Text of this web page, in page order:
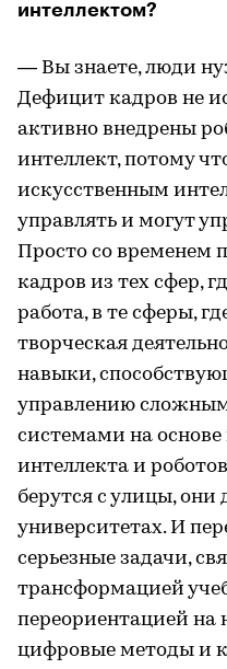
интеллектом?
— Вы знаете, люди
Дефицит кадров не
активно внедрены
интеллект, потому
искусственным
управлять и могут
Просто со временем
кадров из тех сфер,
работа, в те сферы,
творческая
навыки,
управлению
системами на основе
интеллекта и
берутся с улицы,
университетах. И
серьезные задачи,
трансформацией
переориентацией на
цифровые методы и